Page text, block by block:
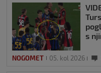
s
NOGOMET 05. kol 2026